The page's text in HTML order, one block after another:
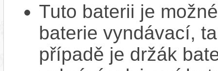
Tuto baterii je
baterie vyndávací,
případě je držák